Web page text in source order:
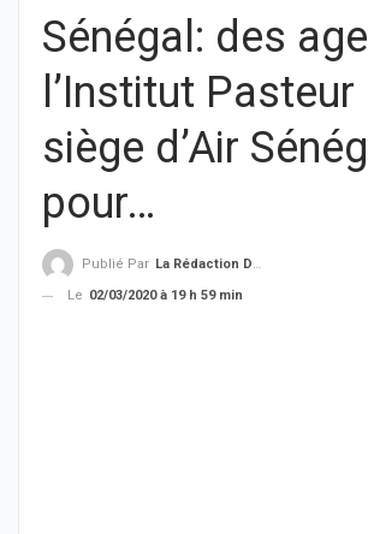
Sénégal: des
l’Institut Pasteur
siège d’Air
pour…
Publié Par La Rédaction De THIEYSENEGAL.com
Le 02/03/2020 à 19 h 59 min